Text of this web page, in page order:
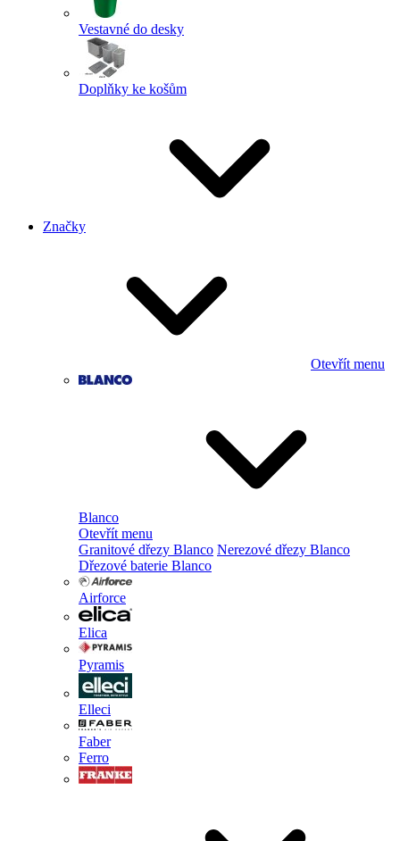
Vestavné do desky
Doplňky ke košům
Značky
Otevřít menu
Blanco
Otevřít menu
Granitové dřezy Blanco Nerezové dřezy Blanco
Dřezové baterie Blanco
Airforce
Elica
Pyramis
Elleci
Faber
Ferro